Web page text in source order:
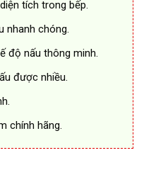
tích trong bếp.
nhanh chóng.
độ nấu thông minh.
được nhiều.
chính hãng.
1000W số lượng